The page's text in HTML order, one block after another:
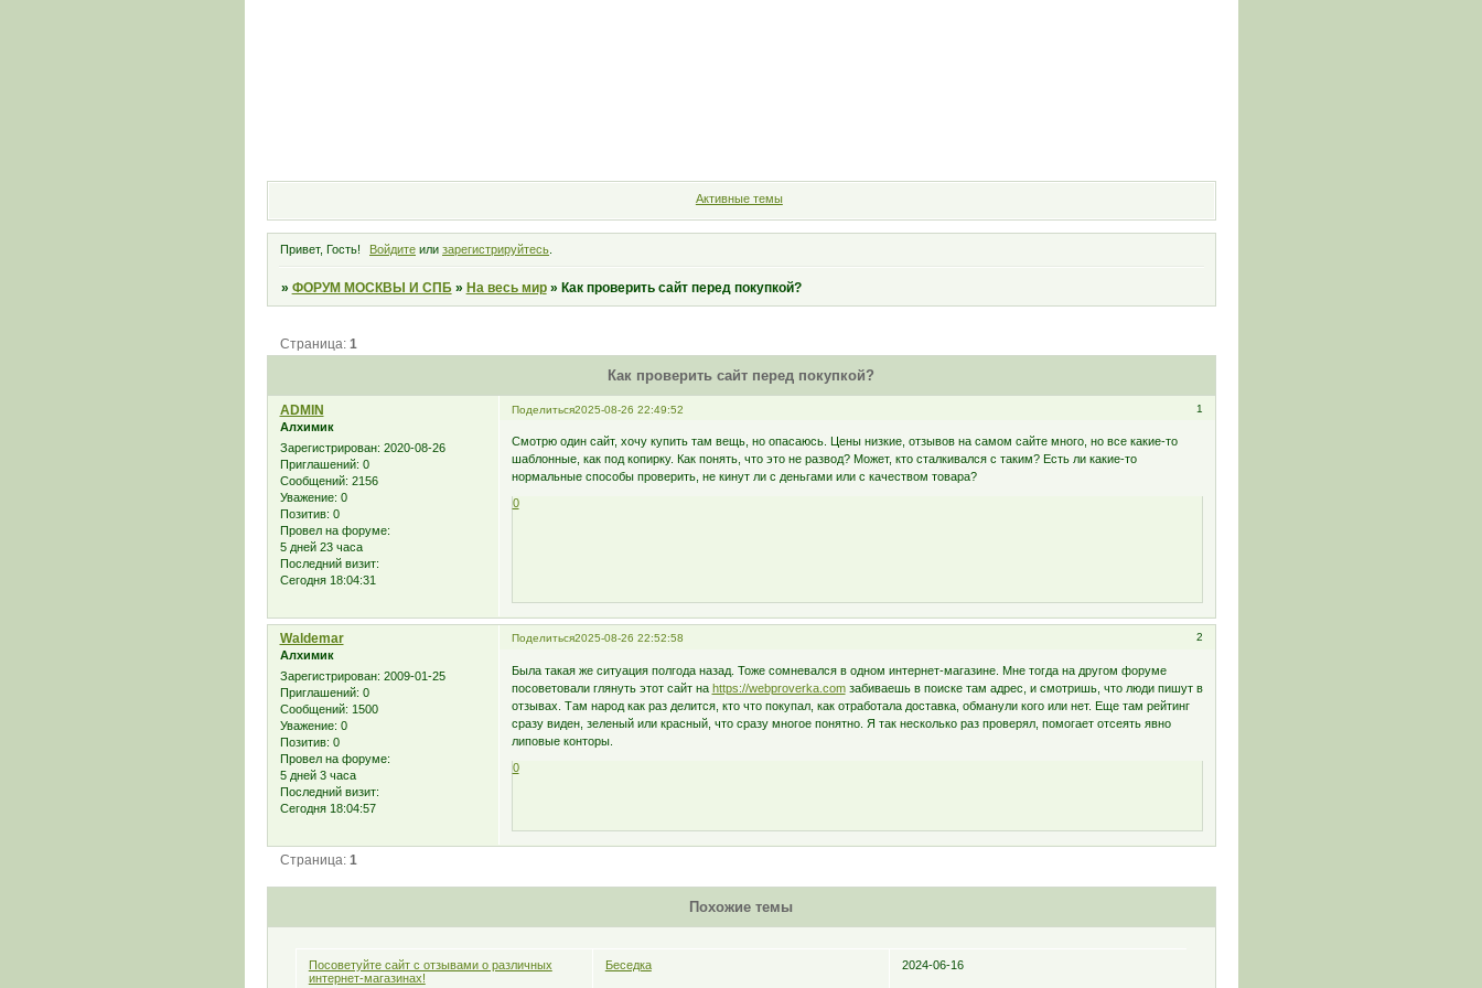
Активные темы
Привет, Гость! Войдите или зарегистрируйтесь.
» ФОРУМ МОСКВЫ И СПБ » На весь мир » Как проверить сайт перед покупкой?
Как проверить сайт перед покупкой?
Страница: 1
Поделиться 1
2025-08-26 22:49:52
ADMIN
Алхимик
Зарегистрирован: 2020-08-26
Приглашений: 0
Сообщений: 2156
Уважение: 0
Позитив: 0
Провел на форуме:
5 дней 23 часа
Последний визит:
Сегодня 18:04:31
Смотрю один сайт, хочу купить там вещь, но опасаюсь. Цены низкие, отзывов на самом сайте много, но все какие-то
шаблонные, как под копирку. Как понять, что это не развод? Может, кто сталкивался с таким? Есть ли какие-то
нормальные способы проверить, не кинут ли с деньгами или с качеством товара?
0
Поделиться 2
2025-08-26 22:52:58
Waldemar
Алхимик
Зарегистрирован: 2009-01-25
Приглашений: 0
Сообщений: 1500
Уважение: 0
Позитив: 0
Провел на форуме:
5 дней 3 часа
Последний визит:
Сегодня 18:04:57
Была такая же ситуация полгода назад. Тоже сомневался в одном интернет-магазине. Мне тогда на другом форуме
посоветовали глянуть этот сайт на https://webproverka.comзабиваешь в поиске там адрес, и смотришь, что люди пишут в
отзывах. Там народ как раз делится, кто что покупал, как отработала доставка, обманули кого или нет. Еще там рейтинг
сразу виден, зеленый или красный, что сразу многое понятно. Я так несколько раз проверял, помогает отсеять явно
липовые конторы.
0
Страница: 1
Похожие темы
Посоветуйте сайт с отзывами о различных
интернет-магазинах!
Беседка 2024-06-16